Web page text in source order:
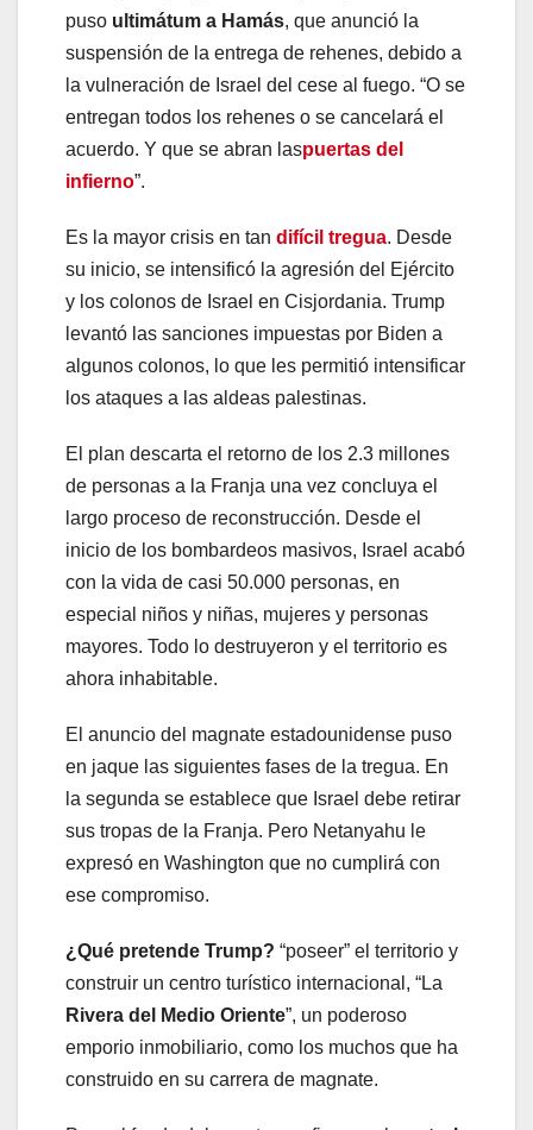
puso ultimátum a Hamás, que anunció la
suspensión de la entrega de rehenes, debido a
la vulneración de Israel del cese al fuego. “O se
entregan todos los rehenes o se cancelará el
acuerdo. Y que se abran laspuertas del
infierno”.
Es la mayor crisis en tan difícil tregua. Desde
su inicio, se intensificó la agresión del Ejército
y los colonos de Israel en Cisjordania. Trump
levantó las sanciones impuestas por Biden a
algunos colonos, lo que les permitió intensificar
los ataques a las aldeas palestinas.
El plan descarta el retorno de los 2.3 millones
de personas a la Franja una vez concluya el
largo proceso de reconstrucción. Desde el
inicio de los bombardeos masivos, Israel acabó
con la vida de casi 50.000 personas, en
especial niños y niñas, mujeres y personas
mayores. Todo lo destruyeron y el territorio es
ahora inhabitable.
El anuncio del magnate estadounidense puso
en jaque las siguientes fases de la tregua. En
la segunda se establece que Israel debe retirar
sus tropas de la Franja. Pero Netanyahu le
expresó en Washington que no cumplirá con
ese compromiso.
¿Qué pretende Trump? “poseer” el territorio y
construir un centro turístico internacional, “La
Rivera del Medio Oriente”, un poderoso
emporio inmobiliario, como los muchos que ha
construido en su carrera de magnate.